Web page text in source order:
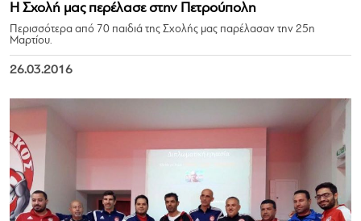
Η Σχολή μας περέλασε στην Πετρούπολη
Περισσότερα από 70 παιδιά της Σχολής μας παρέλασαν την 25η
Μαρτίου.
26.03.2016